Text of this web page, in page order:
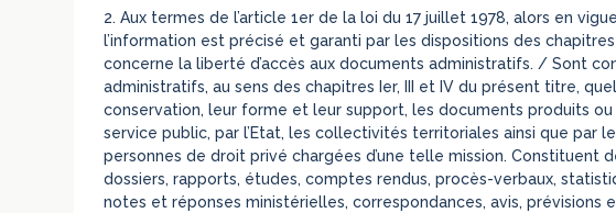
2. Aux termes de l’article 1er de la loi du 17 juillet 1978, alors en
l’information est précisé et garanti par les dispositions des
concerne la liberté d’accès aux documents administratifs. / Sont
administratifs, au sens des chapitres Ier, III et IV du présent titre,
conservation, leur forme et leur support, les documents produits
service public, par l’Etat, les collectivités territoriales ainsi que par
personnes de droit privé chargées d’une telle mission. Constituent
dossiers, rapports, études, comptes rendus, procès-verbaux,
notes et réponses ministérielles, correspondances, avis, prévisions